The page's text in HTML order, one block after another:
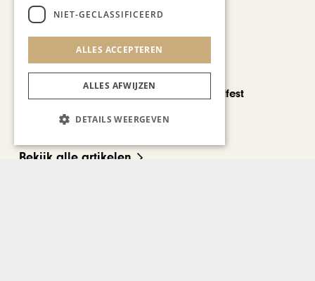
CHAPEAU TV
Noorbeek Foodfest
Bekijk alle artikelen
NIET-GECLASSIFICEERD
ALLES ACCEPTEREN
ALLES AFWIJZEN
DETAILS WEERGEVEN